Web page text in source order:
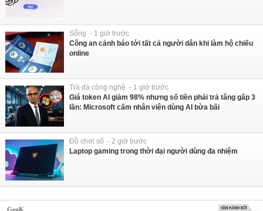
Sống - 1 giờ trước
Công an cảnh báo tới tất cả người dân khi làm hộ chiếu
online
Trà đá công nghệ - 1 giờ trước
Giá token AI giảm 98% nhưng số tiền phải trả tăng gấp 3
lần: Microsoft cấm nhân viên dùng AI bừa bãi
Đồ chơi số - 2 giờ trước
Laptop gaming trong thời đại người dùng đa nhiệm
GenK